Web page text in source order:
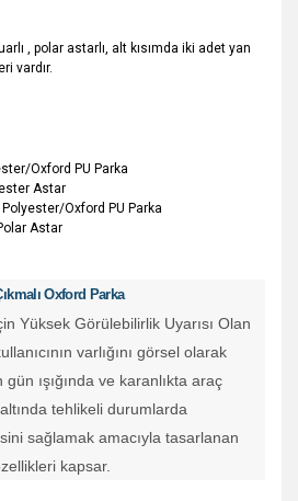
, polar astarlı, alt kısımda iki adet yan
vardır.
Oxford PU Parka
Astar
Oxford PU Parka
Astar
Oxford Parka
Yüksek Görülebilirlik Uyarısı Olan
varlığını görsel olarak
ışığında ve karanlıkta araç
tehlikeli durumlarda
sağlamak amacıyla tasarlanan
kapsar.